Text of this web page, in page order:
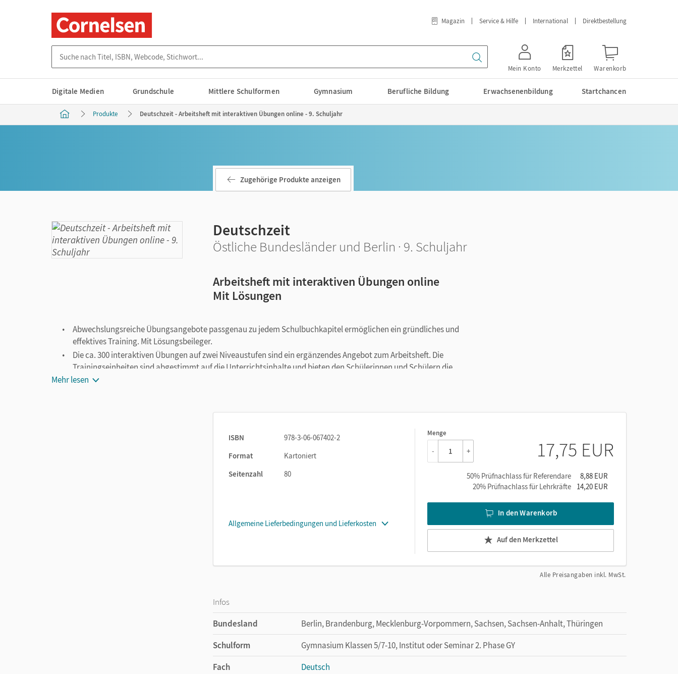
Magazin Service & Hilfe International Direktbestellung
Mein Konto Merkzettel Warenkorb
Digitale Medien Grundschule Mittlere Schulformen Gymnasium Berufliche Bildung Erwachsenenbildung Startchancen
Produkte Deutschzeit - Arbeitsheft mit interaktiven Übungen online - 9. Schuljahr
Zugehörige Produkte anzeigen
Deutschzeit
Östliche Bundesländer und Berlin · 9. Schuljahr
Arbeitsheft mit interaktiven Übungen online
Mit Lösungen
Abwechslungsreiche Übungsangebote passgenau zu jedem Schulbuchkapitel ermöglichen ein gründliches und
effektives Training. Mit Lösungsbeileger.
Die ca. 300 interaktiven Übungen auf zwei Niveaustufen sind ein ergänzendes Angebot zum Arbeitsheft. Die
Trainingseinheiten sind abgestimmt auf die Unterrichtsinhalte und bieten den Schülerinnen und Schülern die
Möglichkeit, zu den wichtigsten Themen ihre Kenntnisse zu vertiefen. Tipps und Feedback unterstützen beim
Mehr lesen
ISBN
978-3-06-067402-2
Format
Kartoniert
Seitenzahl
80
Allgemeine Lieferbedingungen und Lieferkosten
Menge
1
- + 17,75 EUR
50% Prüfnachlass für Referendare
8,88 EUR
20% Prüfnachlass für Lehrkräfte
14,20 EUR
In den Warenkorb
Auf den Merkzettel
Alle Preisangaben inkl. MwSt.
Infos
Bundesland
Berlin, Brandenburg, Mecklenburg-Vorpommern, Sachsen, Sachsen-Anhalt, Thüringen
Schulform
Gymnasium Klassen 5/7-10, Institut oder Seminar 2. Phase GY
Fach
Deutsch